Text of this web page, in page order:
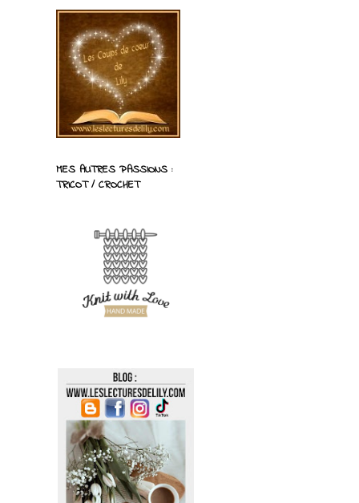
MES AUTRES PASSIONS :
TRICOT / CROCHET